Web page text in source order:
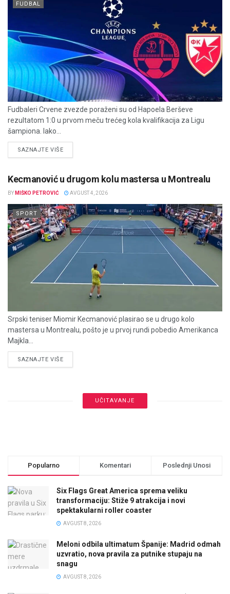
FUDBAL
Fudbaleri Crvene zvezde poraženi su od Hapoela Berševe
rezultatom 1:0 u prvom meču trećeg kola kvalifikacija za Ligu
šampiona. Iako...
SAZNAJTE VIŠEDETAILS
Kecmanović u drugom kolu mastersa u Montrealu
BY MIŠKO PETROVIĆ AVGUST 4, 2026
SPORT
Srpski teniser Miomir Kecmanović plasirao se u drugo kolo
mastersa u Montrealu, pošto je u prvoj rundi pobedio Amerikanca
Majkla...
SAZNAJTE VIŠEDETAILS
UČITAVANJE
Popularno Komentari Poslednji Unosi
Six Flags Great America sprema veliku
transformaciju: Stiže 9 atrakcija i novi
spektakularni roller coaster
AVGUST 8, 2026
Meloni odbila ultimatum Španije: Madrid odmah
uzvratio, nova pravila za putnike stupaju na
snagu
AVGUST 8, 2026